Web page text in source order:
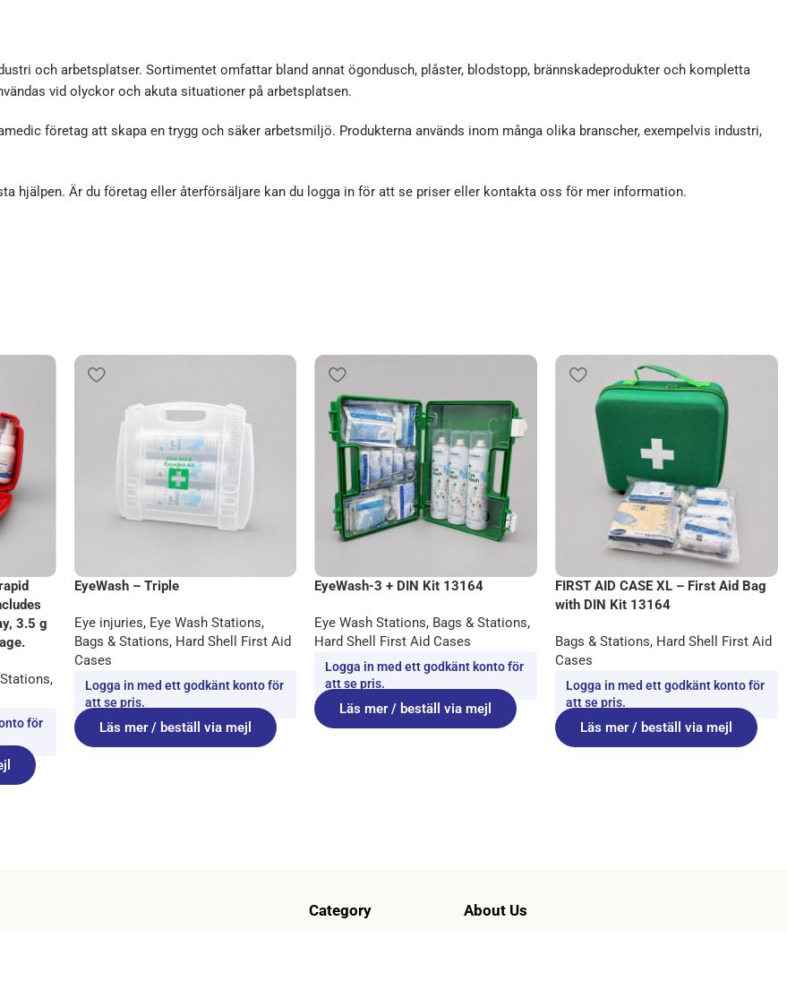
och arbetsplatser. Sortimentet omfattar bland annat ögondusch, plåster, blodstopp, brännskadeprodukter och kompletta
vid olyckor och akuta situationer på arbetsplatsen.
företag att skapa en trygg och säker arbetsmiljö. Produkterna används inom många olika branscher, exempelvis industri,
hjälpen. Är du företag eller återförsäljare kan du logga in för att se priser eller kontakta oss för mer information.
3.5 g
,
för
EyeWash – Triple
Eye injuries, Eye Wash Stations,
Bags & Stations, Hard Shell First Aid
Cases
Logga in med ett godkänt konto för
att se pris.
Läs mer / beställ via mejl
EyeWash-3 + DIN Kit 13164
Eye Wash Stations, Bags & Stations,
Hard Shell First Aid Cases
Logga in med ett godkänt konto för
att se pris.
Läs mer / beställ via mejl
FIRST AID CASE XL – First Aid Bag
with DIN Kit 13164
Bags & Stations, Hard Shell First Aid
Cases
Logga in med ett godkänt konto för
att se pris.
Läs mer / beställ via mejl
Category About Us